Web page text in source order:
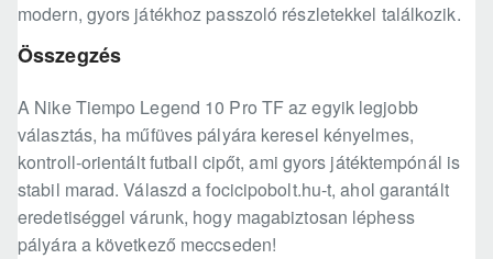
modern, gyors játékhoz passzoló részletekkel találkozik.
Összegzés
A Nike Tiempo Legend 10 Pro TF az egyik legjobb
választás, ha műfüves pályára keresel kényelmes,
kontroll-orientált futball cipőt, ami gyors játéktempónál is
stabil marad. Válaszd a focicipobolt.hu-t, ahol garantált
eredetiséggel várunk, hogy magabiztosan léphess
pályára a következő meccseden!